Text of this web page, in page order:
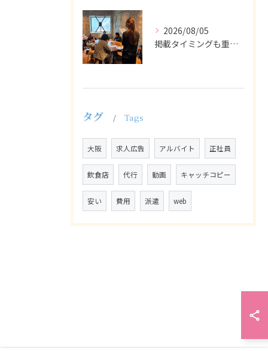
2026/08/05
掲載タイミングも重要で、業界動向や求職者の活動時期に合わせて...
タグ Tags
大阪 求人広告 アルバイト 正社員
飲食店 代行 動画 キャッチコピー
安い 費用 派遣 web